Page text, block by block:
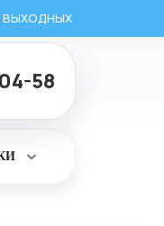
ВЫХОДНЫХ
58
Раскрыть